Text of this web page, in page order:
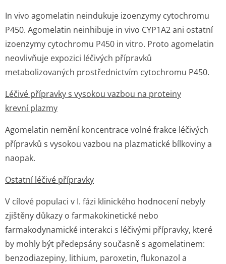
In vivo agomelatin neindukuje izoenzymy cytochromu
P450. Agomelatin neinhibuje in vivo CYP1A2 ani ostatní
izoenzymy cytochromu P450 in vitro. Proto agomelatin
neovlivňuje expozici léčivých přípravků
metabolizovaných prostřednictvím cytochromu P450.
Léčivé přípravky s vysokou vazbou na proteiny
krevní plazmy
Agomelatin nemění koncentrace volné frakce léčivých
přípravků s vysokou vazbou na plazmatické bílkoviny a
naopak.
Ostatní léčivé přípravky
V cílové populaci v I. fázi klinického hodnocení nebyly
zjištěny důkazy o farmakokinetické nebo
farmakodynamické interakci s léčivými přípravky, které
by mohly být předepsány současně s agomelatinem:
benzodiazepiny, lithium, paroxetin, flukonazol a